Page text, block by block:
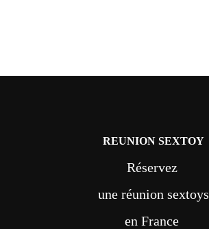
REUNION SEXTOY
Réservez
une réunion sextoys
en France